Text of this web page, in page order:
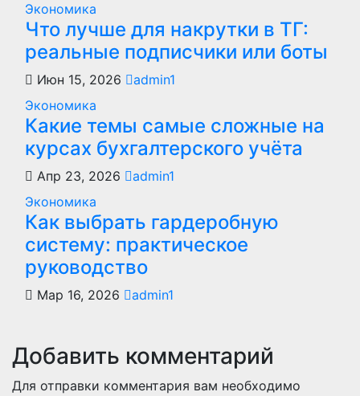
Экономика
Что лучше для накрутки в ТГ:
реальные подписчики или боты
Июн 15, 2026
admin1
Экономика
Какие темы самые сложные на
курсах бухгалтерского учёта
Апр 23, 2026
admin1
Экономика
Как выбрать гардеробную
систему: практическое
руководство
Мар 16, 2026 admin1
Добавить комментарий
Для отправки комментария вам необходимо